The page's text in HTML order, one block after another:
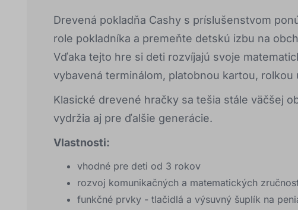
Drevená pokladňa Cashy s príslušenstvom
role pokladníka a premeňte detskú izbu na
Vďaka tejto hre si deti rozvíjajú svoje
vybavená terminálom, platobnou kartou, rolkou
Klasické drevené hračky sa tešia stále väčšej
vydržia aj pre ďalšie generácie.
Vlastnosti:
vhodné pre deti od 3 rokov
rozvoj komunikačných a matematických
funkčné prvky - tlačidlá a výsuvný šuplík na